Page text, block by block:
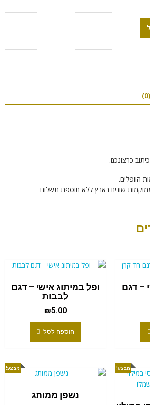
כרצונכם.
הוופלים.
שונים בארץ ללא תוספת תשלום
– דגם
ופל במיתוג אישי – דגם
לבבות
₪5.00
הוספה לסל
מבצע! מבצע!
נשפן ממותג